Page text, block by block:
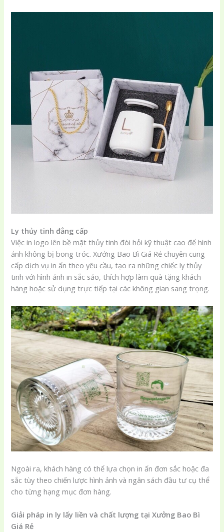
Ly thủy tinh đẳng cấp
Việc in logo lên bề mặt thủy tinh đòi hỏi kỹ thuật cao để hình
ảnh không bị bong tróc. Xưởng Bao Bì Giá Rẻ chuyên cung
cấp dịch vụ in ấn theo yêu cầu, tạo ra những chiếc ly thủy
tinh với hình ảnh in sắc sảo, thích hợp làm quà tặng khách
hàng hoặc sử dụng trực tiếp tại các không gian sang trọng.
Ngoài ra, khách hàng có thể lựa chọn in ấn đơn sắc hoặc đa
sắc tùy theo chiến lược hình ảnh và ngân sách đầu tư cụ thể
cho từng hạng mục đơn hàng.
Giải pháp in ly lấy liền và chất lượng tại Xưởng Bao Bì
Giá Rẻ